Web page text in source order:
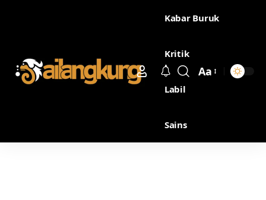
Kabar Buruk
Kritik
Labil
Sains
Aa